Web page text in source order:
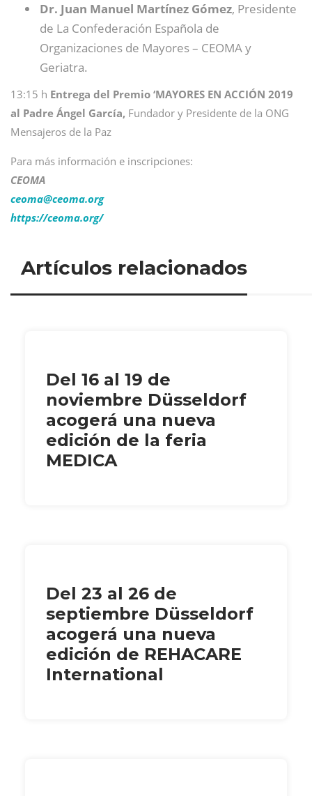
Dr. Juan Manuel Martínez Gómez, Presidente
de La Confederación Española de
Organizaciones de Mayores – CEOMA y
Geriatra.
13:15 h Entrega del Premio ‘MAYORES EN ACCIÓN 2019
al Padre Ángel García, Fundador y Presidente de la ONG
Mensajeros de la Paz
Para más información e inscripciones:
CEOMA
ceoma@ceoma.org
https://ceoma.org/
Artículos relacionados
Del 16 al 19 de
noviembre Düsseldorf
acogerá una nueva
edición de la feria
MEDICA
Del 23 al 26 de
septiembre Düsseldorf
acogerá una nueva
edición de REHACARE
International